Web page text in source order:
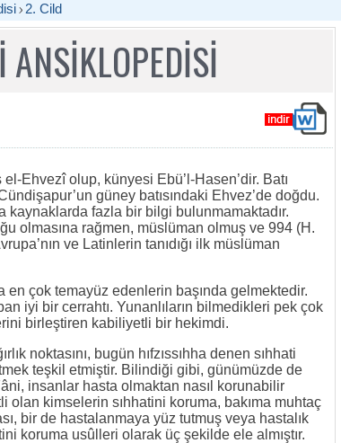
2. Cild
Ehvezî olup, künyesi Ebü’l-Hasen’dir. Batı
güney batısındaki Ehvez’de doğdu.
kaynaklarda fazla bir bilgi bulunmamaktadır.
olmasına rağmen, müslüman olmuş ve 994 (H.
ve Latinlerin tanıdığı ilk müslüman
çok temayüz edenlerin başında gelmektedir.
iyi bir cerrahtı. Yunanlıların bilmedikleri pek çok
birleştiren kabiliyetli bir hekimdi.
noktasını, bugün hıfzıssıhha denen sıhhati
teşkil etmiştir. Bilindiği gibi, günümüzde de
insanlar hasta olmaktan nasıl korunabilir
olan kimselerin sıhhatini koruma, bakıma muhtaç
bir de hastalanmaya yüz tutmuş veya hastalık
koruma usûlleri olarak üç şekilde ele almıştır.